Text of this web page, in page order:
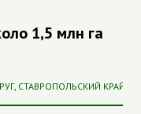
1,5 млн га
, СТАВРОПОЛЬСКИЙ КРАЙ